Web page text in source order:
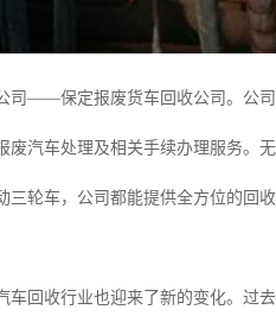
——保定报废货车回收公司。公司
汽车处理及相关手续办理服务。
轮车，公司都能提供全方位的回收
回收行业也迎来了新的变化。过